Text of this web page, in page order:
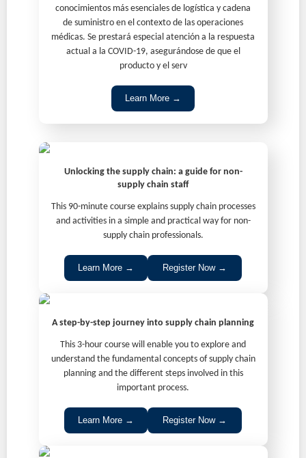
conocimientos más esenciales de logística y cadena
de suministro en el contexto de las operaciones
médicas. Se prestará especial atención a la respuesta
actual a la COVID-19, asegurándose de que el
producto y el serv
Learn More →
Unlocking the supply chain: a guide for non-
supply chain staff
This 90-minute course explains supply chain processes
and activities in a simple and practical way for non-
supply chain professionals.
Learn More → Register Now →
A step-by-step journey into supply chain planning
This 3-hour course will enable you to explore and
understand the fundamental concepts of supply chain
planning and the different steps involved in this
important process.
Learn More → Register Now →